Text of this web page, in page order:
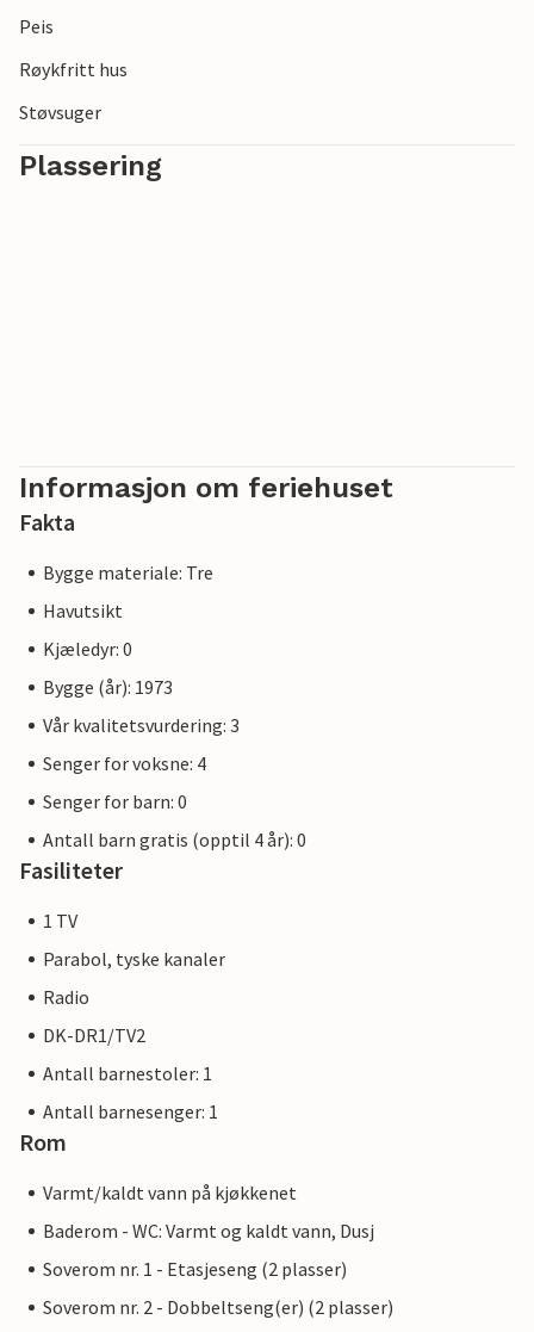
Peis
Røykfritt hus
Støvsuger
Plassering
Informasjon om feriehuset
Fakta
Bygge materiale: Tre
Havutsikt
Kjæledyr: 0
Bygge (år): 1973
Vår kvalitetsvurdering: 3
Senger for voksne: 4
Senger for barn: 0
Antall barn gratis (opptil 4 år): 0
Fasiliteter
1 TV
Parabol, tyske kanaler
Radio
DK-DR1/TV2
Antall barnestoler: 1
Antall barnesenger: 1
Rom
Varmt/kaldt vann på kjøkkenet
Baderom - WC: Varmt og kaldt vann, Dusj
Soverom nr. 1 - Etasjeseng (2 plasser)
Soverom nr. 2 - Dobbeltseng(er) (2 plasser)